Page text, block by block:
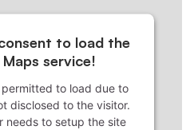
to load the
service!
to load due to
disclosed to the visitor.
needs to setup the site